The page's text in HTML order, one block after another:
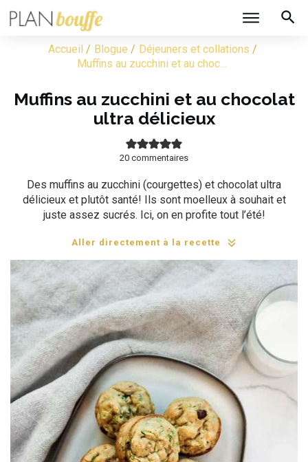
Accueil / Blogue / Déjeuners et collations /
Muffins au zucchini et au chocolat ultra délicieux
Muffins au zucchini et au chocolat
ultra délicieux
20 commentaires
Des muffins au zucchini (courgettes) et chocolat ultra
délicieux et plutôt santé! Ils sont moelleux à souhait et
juste assez sucrés. Ici, on en profite tout l’été!
Aller directement à la recette